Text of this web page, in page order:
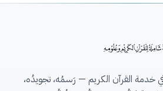
خدمة القرآن الكريم — رَسمُه، تجويدُه،